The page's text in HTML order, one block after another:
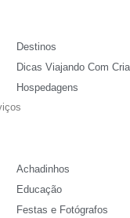
Destinos
Dicas Viajando Com
Hospedagens
Achadinhos
Educação
Festas e Fotógrafos